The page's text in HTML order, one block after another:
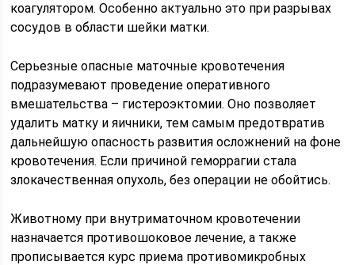
коагулятором. Особенно актуально это при разрывах
сосудов в области шейки матки.
Серьезные опасные маточные кровотечения
подразумевают проведение оперативного
вмешательства – гистероэктомии. Оно позволяет
удалить матку и яичники, тем самым предотвратив
дальнейшую опасность развития осложнений на фоне
кровотечения. Если причиной геморрагии стала
злокачественная опухоль, без операции не обойтись.
Животному при внутриматочном кровотечении
назначается противошоковое лечение, а также
прописывается курс приема противомикробных